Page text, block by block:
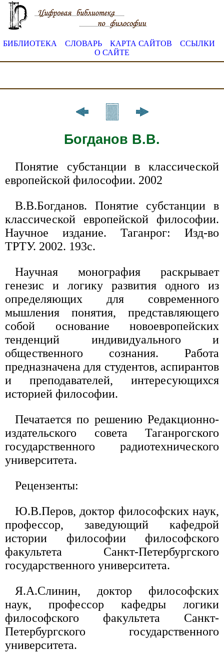
БИБЛИОТЕКА СЛОВАРЬ КАРТА САЙТОВ
ССЫЛКИ
О САЙТЕ
Богданов В.В.
Понятие субстанции в классической
европейской философии. 2002
В.В.Богданов. Понятие субстанции в
классической европейской философии.
Научное издание. Таганрог: Изд-во
ТРТУ. 2002. 193с.
Научная монография раскрывает
генезис и логику развития одного из
определяющих для современного
мышления понятия, представляющего
собой основание новоевропейских
тенденций индивидуального и
общественного сознания. Работа
предназначена для студентов, аспирантов
и преподавателей, интересующихся
историей философии.
Печатается по решению Редакционно-
издательского совета Таганрогского
государственного радиотехнического
университета.
Рецензенты:
Ю.В.Перов, доктор философских наук,
профессор, заведующий кафедрой
истории философии философского
факультета Санкт-Петербургского
государственного университета.
Я.А.Слинин, доктор философских
наук, профессор кафедры логики
философского факультета Санкт-
Петербургского государственного
университета.